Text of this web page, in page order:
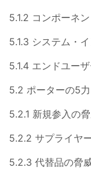
5.1.2 コンポーネ
5.1.3 システム・
5.1.4 エンドユー
5.2 ポーターの5
5.2.1 新規参入の
5.2.2 サプライヤ
5.2.3 代替品の脅